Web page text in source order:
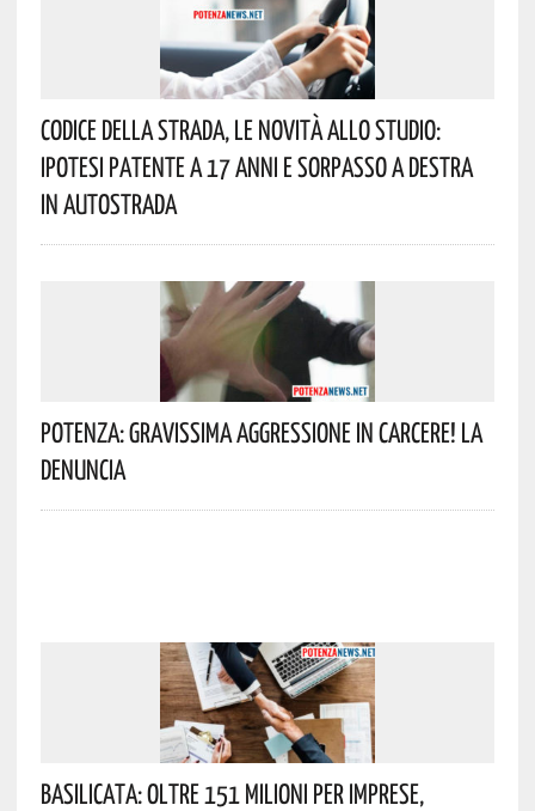
Codice Della Strada, Le Novità Allo Studio:
Ipotesi Patente A 17 Anni E Sorpasso A Destra
In Autostrada
Potenza: Gravissima Aggressione In Carcere! La
Denuncia
Basilicata: Oltre 151 Milioni Per Imprese,